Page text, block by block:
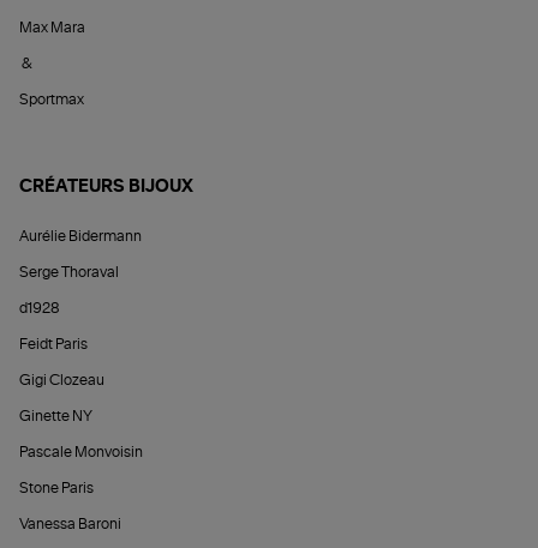
Max Mara
&
Sportmax
CRÉATEURS BIJOUX
Aurélie Bidermann
Serge Thoraval
d1928
Feidt Paris
Gigi Clozeau
Ginette NY
Pascale Monvoisin
Stone Paris
Vanessa Baroni